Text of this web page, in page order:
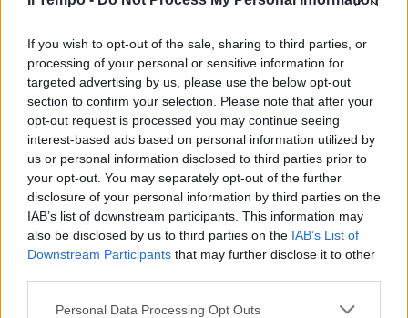
If you wish to opt-out of the sale, sharing to third parties, or
processing of your personal or sensitive information for
targeted advertising by us, please use the below opt-out
section to confirm your selection. Please note that after your
opt-out request is processed you may continue seeing
interest-based ads based on personal information utilized by
us or personal information disclosed to third parties prior to
your opt-out. You may separately opt-out of the further
disclosure of your personal information by third parties on the
IAB’s list of downstream participants. This information may
also be disclosed by us to third parties on the IAB’s List of
Downstream Participants that may further disclose it to other
Personal Data Processing Opt Outs